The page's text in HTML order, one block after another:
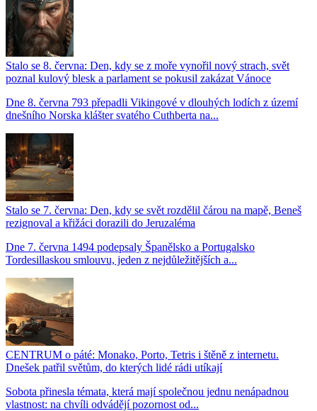
Stalo se 8. června: Den, kdy se z moře vynořil nový strach, svět
poznal kulový blesk a parlament se pokusil zakázat Vánoce
Dne 8. června 793 přepadli Vikingové v dlouhých lodích z území
dnešního Norska klášter svatého Cuthberta na...
Stalo se 7. června: Den, kdy se svět rozdělil čárou na mapě, Beneš
rezignoval a křižáci dorazili do Jeruzaléma
Dne 7. června 1494 podepsaly Španělsko a Portugalsko
Tordesillaskou smlouvu, jeden z nejdůležitějších a...
CENTRUM o páté: Monako, Porto, Tetris i štěně z internetu.
Dnešek patřil světům, do kterých lidé rádi utíkají
Sobota přinesla témata, která mají společnou jednu nenápadnou
vlastnost: na chvíli odvádějí pozornost od...